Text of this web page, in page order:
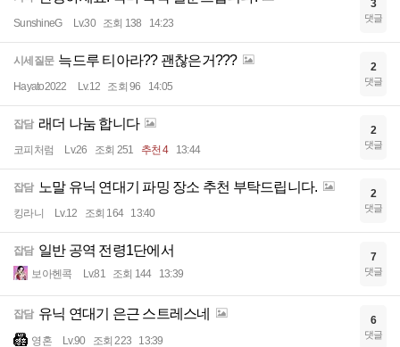
SunshineG Lv.30 조회 138 14:23
3
댓글
시세질문 늑드루 티아라?? 괜찮은거???
Hayato2022 Lv.12 조회 96 14:05
2
댓글
잡담 래더 나눔 합니다
코피처럼 Lv.26 조회 251 추천 4 13:44
2
댓글
잡담 노말 유닉 연대기 파밍 장소 추천 부탁드립니다.
킹라니 Lv.12 조회 164 13:40
2
댓글
잡담 일반 공역 전령1단에서
보아헨콕 Lv.81 조회 144 13:39
7
댓글
잡담 유닉 연대기 은근 스트레스네
영혼 Lv.90 조회 223 13:39
6
댓글